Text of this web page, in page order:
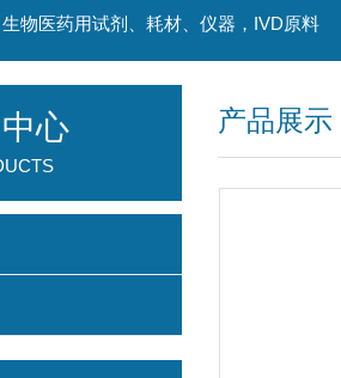
物医药用试剂、耗材、仪器，IVD原料
产品展示
心